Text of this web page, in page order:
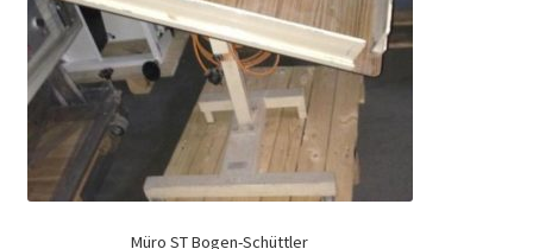
Müro ST Bogen-Schüttler